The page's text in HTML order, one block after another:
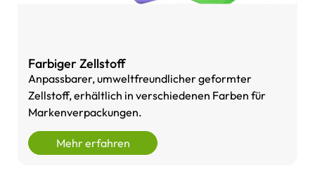
Farbiger Zellstoff
Anpassbarer, umweltfreundlicher geformter
Zellstoff, erhältlich in verschiedenen Farben für
Markenverpackungen.
Mehr erfahren